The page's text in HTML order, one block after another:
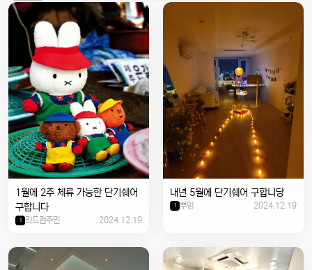
1월에 2주 체류 가능한 단기쉐어
구합니다
1 리드컴주민 2024.12.19
내년 5월에 단기쉐어 구합니당
1 뿌잉 2024.12.19